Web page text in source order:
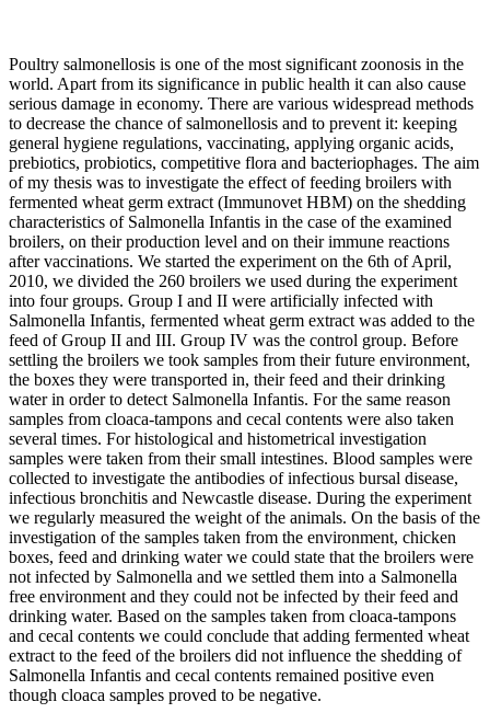
Poultry salmonellosis is one of the most significant zoonosis in the
world. Apart from its significance in public health it can also cause
serious damage in economy. There are various widespread methods
to decrease the chance of salmonellosis and to prevent it: keeping
general hygiene regulations, vaccinating, applying organic acids,
prebiotics, probiotics, competitive flora and bacteriophages. The aim
of my thesis was to investigate the effect of feeding broilers with
fermented wheat germ extract (Immunovet HBM) on the shedding
characteristics of Salmonella Infantis in the case of the examined
broilers, on their production level and on their immune reactions
after vaccinations. We started the experiment on the 6th of April,
2010, we divided the 260 broilers we used during the experiment
into four groups. Group I and II were artificially infected with
Salmonella Infantis, fermented wheat germ extract was added to the
feed of Group II and III. Group IV was the control group. Before
settling the broilers we took samples from their future environment,
the boxes they were transported in, their feed and their drinking
water in order to detect Salmonella Infantis. For the same reason
samples from cloaca-tampons and cecal contents were also taken
several times. For histological and histometrical investigation
samples were taken from their small intestines. Blood samples were
collected to investigate the antibodies of infectious bursal disease,
infectious bronchitis and Newcastle disease. During the experiment
we regularly measured the weight of the animals. On the basis of the
investigation of the samples taken from the environment, chicken
boxes, feed and drinking water we could state that the broilers were
not infected by Salmonella and we settled them into a Salmonella
free environment and they could not be infected by their feed and
drinking water. Based on the samples taken from cloaca-tampons
and cecal contents we could conclude that adding fermented wheat
extract to the feed of the broilers did not influence the shedding of
Salmonella Infantis and cecal contents remained positive even
though cloaca samples proved to be negative.